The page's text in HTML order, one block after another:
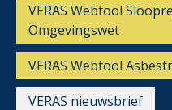
VERAS Webtool
Omgevingswet
VERAS Webtool
VERAS nieuwsbrief